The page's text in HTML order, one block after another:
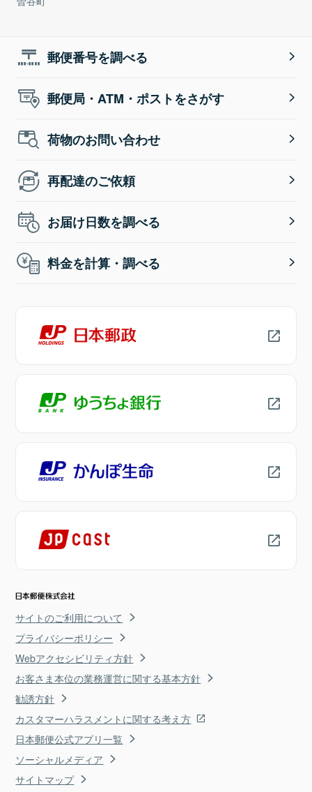
郵便番号を調べる
郵便局・ATM・ポストをさがす
荷物のお問い合わせ
再配達のご依頼
お届け日数を調べる
料金を計算・調べる
サイトのご利用について
プライバシーポリシー
Webアクセシビリティ方針
お客さま本位の業務運営に関する基本方針
勧誘方針
カスタマーハラスメントに関する考え方
日本郵便公式アプリ一覧
ソーシャルメディア
サイトマップ